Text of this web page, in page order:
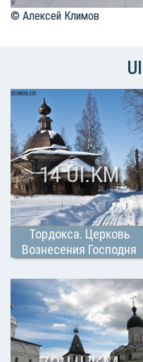
© Алексей Климов
Тордокса. Церковь
Вознесения Господня
14 UI.KM